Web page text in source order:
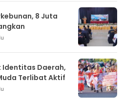
8 Juta
Identitas Daerah,
Terlibat Aktif